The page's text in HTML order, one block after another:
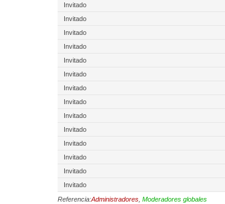
Invitado
Invitado
Invitado
Invitado
Invitado
Invitado
Invitado
Invitado
Invitado
Invitado
Invitado
Invitado
Invitado
Invitado
Referencia:Administradores Moderadores globales